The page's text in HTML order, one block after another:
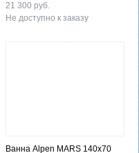
21 300 руб.
Не доступно к заказу
Ванна Alpen MARS 140x70